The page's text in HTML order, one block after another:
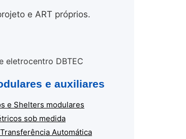
e ART próprios.
e auxiliares
e Shelters modulares
sob medida
Automática